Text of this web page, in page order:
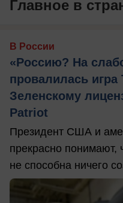
Главное в
В России
«Россию? На
провалилась
Зеленскому
Patriot
Президент США и
прекрасно понимают,
не способна ничего